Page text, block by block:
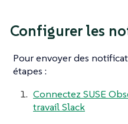
Configurer les
Pour envoyer des
étapes :
Connectez SUSE
travail Slack